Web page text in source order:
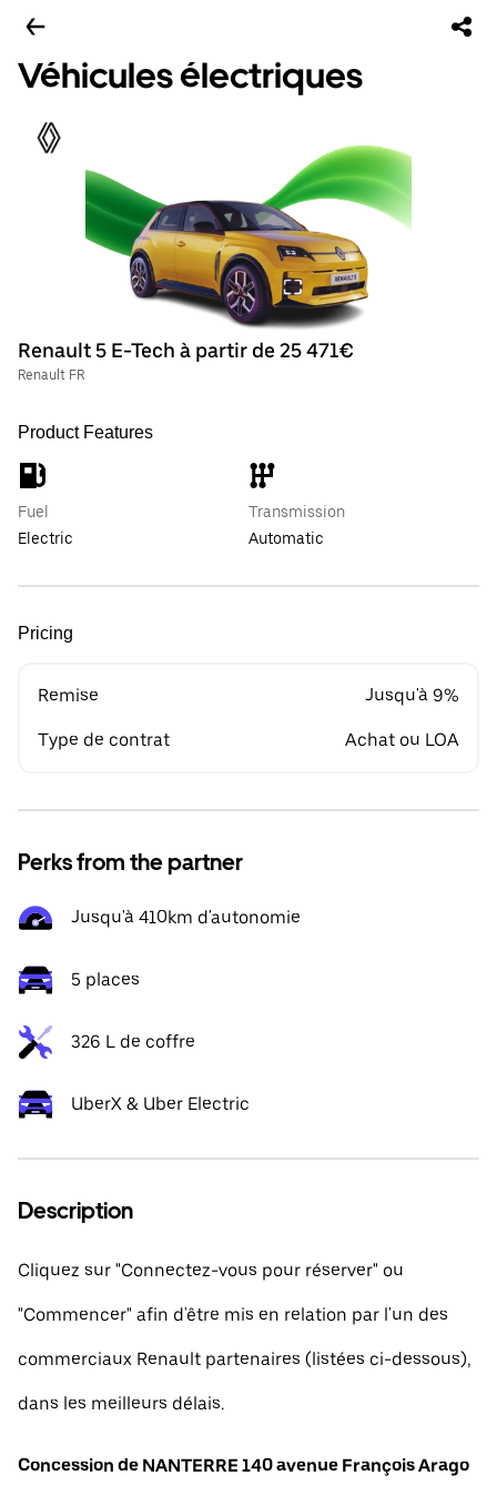
Véhicules électriques
Renault 5 E-Tech à partir de 25 471€
Renault FR
Product Features
Fuel
Electric
Transmission
Automatic
Pricing
Remise Jusqu'à 9%
Type de contrat Achat ou LOA
Perks from the partner
Jusqu'à 410km d'autonomie
5 places
326 L de coffre
UberX & Uber Electric
Description
Cliquez sur "Connectez-vous pour réserver" ou
"Commencer" afin d'être mis en relation par l'un des
commerciaux Renault partenaires (listées ci-dessous),
dans les meilleurs délais.
Concession de NANTERRE 140 avenue François Arago